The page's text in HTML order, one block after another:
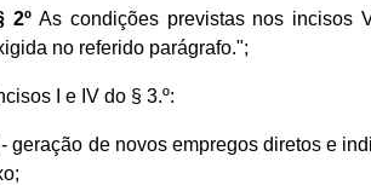
2º As condições previstas nos incisos
no referido parágrafo.";
I e IV do § 3.º:
geração de novos empregos diretos e